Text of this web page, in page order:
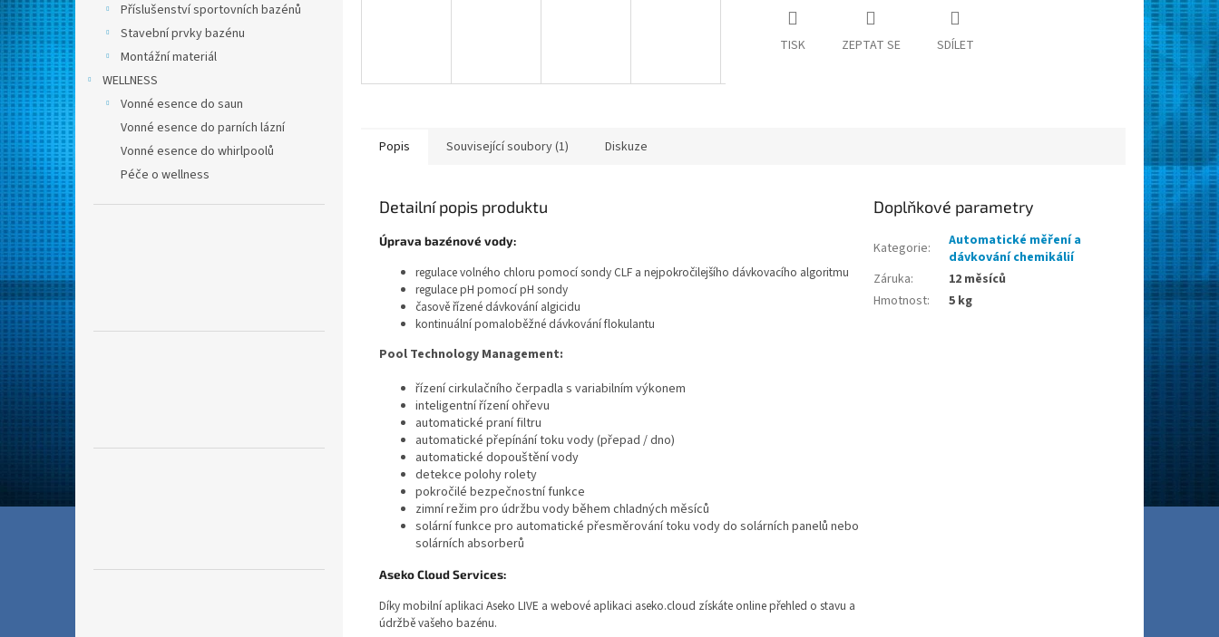
Příslušenství sportovních bazénů
Stavební prvky bazénu
Montážní materiál
WELLNESS
Vonné esence do saun
Vonné esence do parních lázní
Vonné esence do whirlpoolů
Péče o wellness
R
TISK ZEPTAT SE SDÍLET
Popis Související soubory (1) Diskuze
Detailní popis produktu
Úprava bazénové vody:
regulace volného chloru pomocí sondy CLF a nejpokročilejšího dávkovacího algoritmu
regulace pH pomocí pH sondy
časově řízené dávkování algicidu
kontinuální pomaloběžné dávkování flokulantu
Pool Technology Management:
řízení cirkulačního čerpadla s variabilním výkonem
inteligentní řízení ohřevu
automatické praní filtru
automatické přepínání toku vody (přepad / dno)
automatické dopouštění vody
detekce polohy rolety
pokročilé bezpečnostní funkce
zimní režim pro údržbu vody během chladných měsíců
solární funkce pro automatické přesměrování toku vody do solárních panelů nebo
solárních absorberů
Aseko Cloud Services:
Díky mobilní aplikaci Aseko LIVE a webové aplikaci aseko.cloud získáte online přehled o stavu a
údržbě vašeho bazénu.
Doplňkové parametry
Kategorie:
Automatické měření a
dávkování chemikálií
Záruka:
12 měsíců
Hmotnost: 5 kg